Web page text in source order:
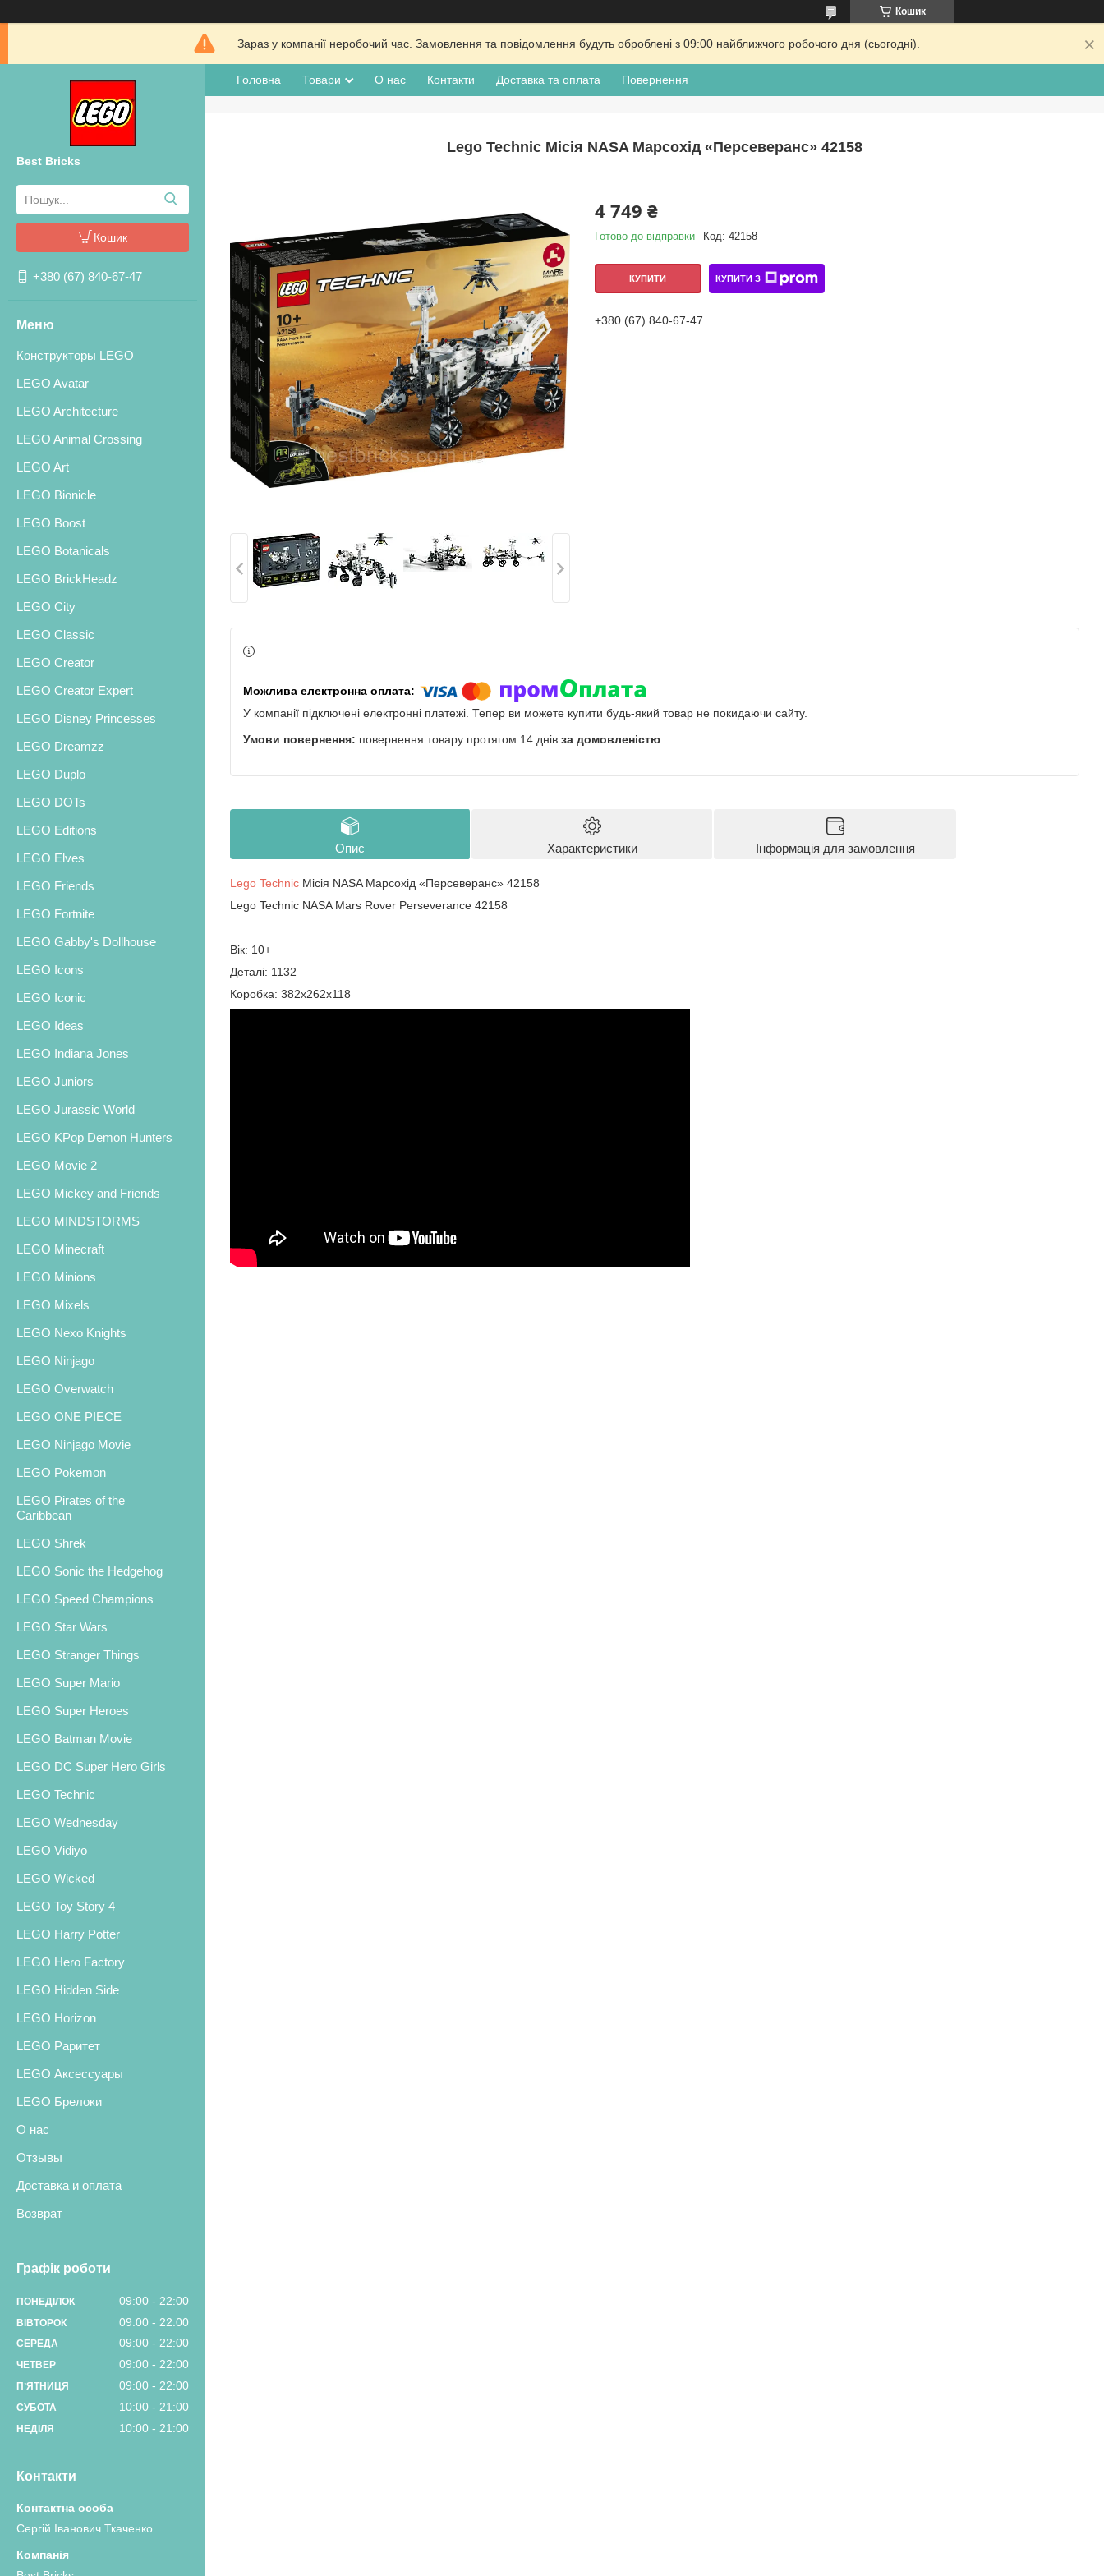
Кошик
Зараз у компанії неробочий час. Замовлення та повідомлення будуть оброблені з 09:00 найближчого робочого дня (сьогодні).
Best Bricks
Кошик
+380 (67) 840-67-47
Конструкторы LEGO
LEGO Avatar
LEGO Architecture
LEGO Animal Crossing
LEGO Art
LEGO Bionicle
LEGO Boost
LEGO Botanicals
LEGO BrickHeadz
LEGO City
LEGO Classic
LEGO Creator
LEGO Creator Expert
LEGO Disney Princesses
LEGO Dreamzz
LEGO Duplo
LEGO DOTs
LEGO Editions
LEGO Elves
LEGO Friends
LEGO Fortnite
LEGO Gabby's Dollhouse
LEGO Icons
LEGO Iconic
LEGO Ideas
LEGO Indiana Jones
LEGO Juniors
LEGO Jurassic World
LEGO KPop Demon Hunters
LEGO Movie 2
LEGO Mickey and Friends
LEGO MINDSTORMS
LEGO Minecraft
LEGO Minions
LEGO Mixels
LEGO Nexo Knights
LEGO Ninjago
LEGO Overwatch
LEGO ONE PIECE
LEGO Ninjago Movie
LEGO Pokemon
LEGO Pirates of the
Caribbean
LEGO Shrek
LEGO Sonic the Hedgehog
LEGO Speed Champions
LEGO Star Wars
LEGO Stranger Things
LEGO Super Mario
LEGO Super Heroes
LEGO Batman Movie
LEGO DC Super Hero Girls
LEGO Technic
LEGO Wednesday
LEGO Vidiyo
LEGO Wicked
LEGO Toy Story 4
LEGO Harry Potter
LEGO Hero Factory
LEGO Hidden Side
LEGO Horizon
LEGO Раритет
LEGO Аксессуары
LEGO Брелоки
О нас
Отзывы
Доставка и оплата
Возврат
Графік роботи
ПОНЕДІЛОК 09:00 22:00
ВІВТОРОК 09:00 22:00
СЕРЕДА 09:00 22:00
ЧЕТВЕР 09:00 22:00
ПʼЯТНИЦЯ 09:00 22:00
СУБОТА 10:00 21:00
НЕДІЛЯ 10:00 21:00
Контакти
Сергій Іванович Ткаченко
Головна Товари О нас Контакти Доставка та оплата Повернення
Lego Technic Місія NASA Марсохід «Персеверанс» 42158
4 749 ₴
Готово до відправки Код: 42158
КУПИТИ КУПИТИ З
+380 (67) 840-67-47
У компанії підключені електронні платежі. Тепер ви можете купити будь-який товар не покидаючи сайту.
повернення товару протягом 14 днів за домовленістю
Опис Характеристики Інформація для замовлення
Lego Technic Місія NASA Марсохід «Персеверанс» 42158
Lego Technic NASA Mars Rover Perseverance 42158
Вік: 10+
Деталі: 1132
Коробка: 382х262х118